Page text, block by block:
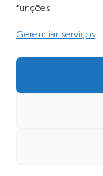
funções.
Gerenciar serviços
LRC